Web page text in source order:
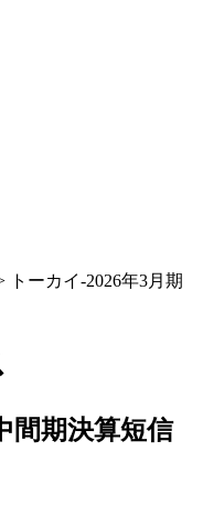
トーカイ-2026年3月期
間期決算短信